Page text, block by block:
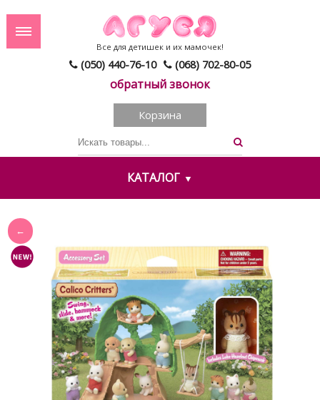
(050) 440-76-10 (068) 702-80-05
обратный звонок
Все для детишек и их мамочек!
Корзина
КАТАЛОГ